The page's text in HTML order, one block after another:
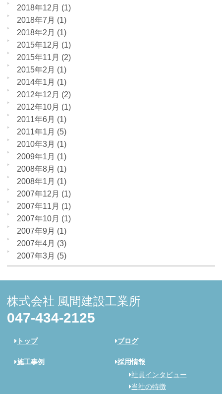
2018年12月 (1)
2018年7月 (1)
2018年2月 (1)
2015年12月 (1)
2015年11月 (2)
2015年2月 (1)
2014年1月 (1)
2012年12月 (2)
2012年10月 (1)
2011年6月 (1)
2011年1月 (5)
2010年3月 (1)
2009年1月 (1)
2008年8月 (1)
2008年1月 (1)
2007年12月 (1)
2007年11月 (1)
2007年10月 (1)
2007年9月 (1)
2007年4月 (3)
2007年3月 (5)
株式会社 風間建設工業所
047-434-2125
トップ ブログ
施工事例
採用情報
社員インタビュー
当社の特徴